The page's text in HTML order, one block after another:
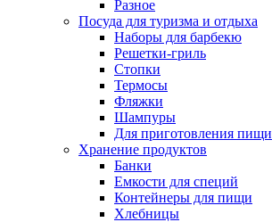
Разное
Посуда для туризма и отдыха
Наборы для барбекю
Решетки-гриль
Стопки
Термосы
Фляжки
Шампуры
Для приготовления пищи
Хранение продуктов
Банки
Емкости для специй
Контейнеры для пищи
Хлебницы